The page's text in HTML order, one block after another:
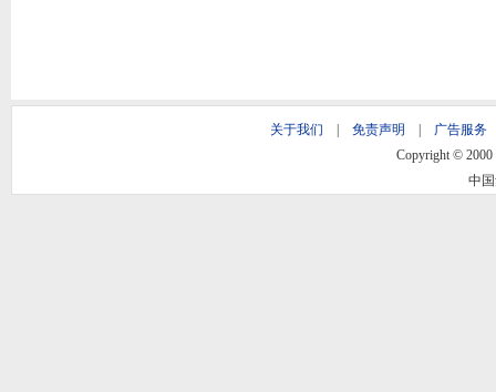
关于我们 免责声明 广告服务
Copyright © 2000
中